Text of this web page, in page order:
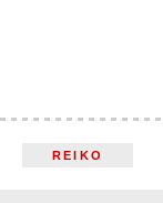
REIKO